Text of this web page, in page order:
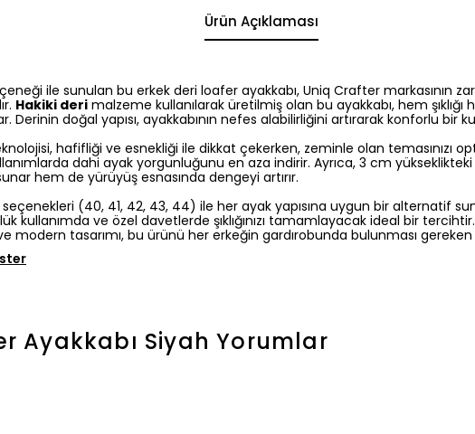
Ürün Açıklaması
ile sunulan bu erkek deri loafer ayakkabı, Uniq Crafter markasının
Hakiki deri malzeme kullanılarak üretilmiş olan bu ayakkabı, hem şıklığı
Derinin doğal yapısı, ayakkabının nefes alabilirliğini artırarak konforlu bir
hafifliği ve esnekliği ile dikkat çekerken, zeminle olan temasınızı
dahi ayak yorgunluğunu en aza indirir. Ayrıca, 3 cm
hem de yürüyüş esnasında dengeyi artırır.
seçenekleri (40, 41, 42, 43, 44) ile her ayak yapısına uygun bir alternatif
kullanımda ve özel davetlerde şıklığınızı tamamlayacak ideal bir
modern tasarımı, bu ürünü her erkeğin gardırobunda bulunması
Ayakkabı Siyah Yorumlar